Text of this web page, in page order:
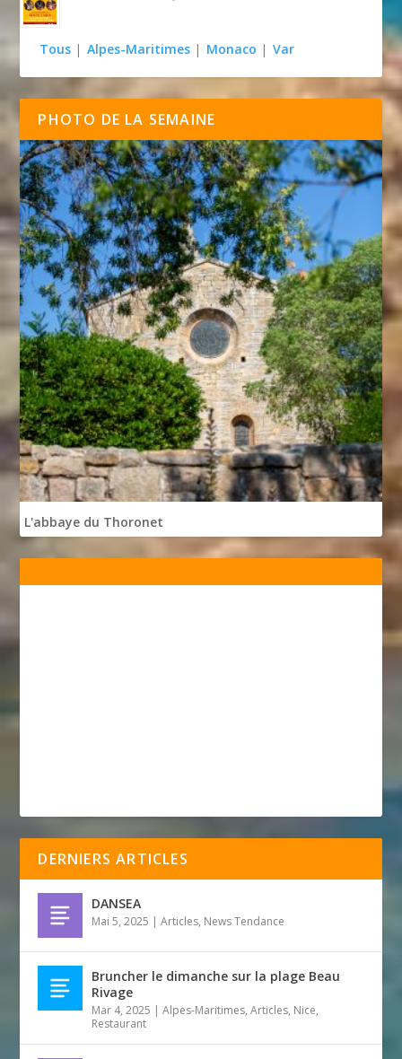
Tous | Alpes-Maritimes | Monaco | Var
PHOTO DE LA SEMAINE
L'abbaye du Thoronet
DERNIERS ARTICLES
DANSEA
Mai 5, 2025 |Articles, News Tendance
Bruncher le dimanche sur la plage Beau
Rivage
Mar 4, 2025 |Alpes-Maritimes,Articles, Nice,
Restaurant